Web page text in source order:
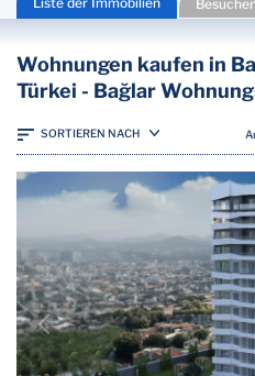
Wohnungen kaufen in
Türkei - Bağlar
SORTIEREN NACH